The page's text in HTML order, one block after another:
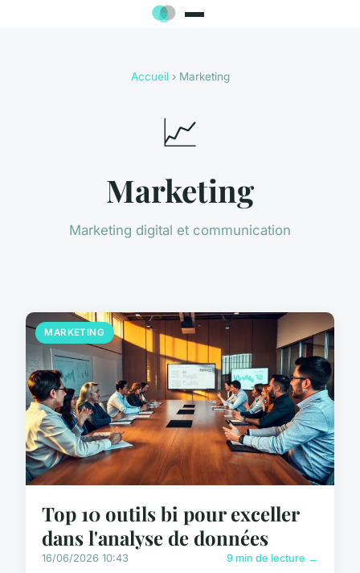
Accueil› Marketing
📈
Marketing
Marketing digital et communication
MARKETING
Top 10 outils bi pour exceller
dans l'analyse de données
16/06/2026 10:43 9 min de lecture →